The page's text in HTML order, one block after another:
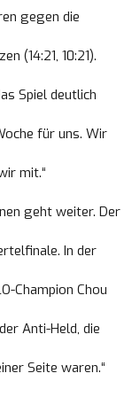
gegen die
(14:21, 10:21).
Spiel deutlich
für uns. Wir
mit.“
geht weiter. Der
In der
Champion Chou
Anti-Held, die
Seite waren.“